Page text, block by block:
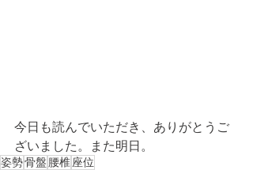
今日も読んでいただき、ありがとうご
ざいました。また明日。
姿勢骨盤 腰椎座位